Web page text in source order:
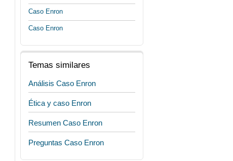
Caso Enron
Caso Enron
Temas similares
Análisis Caso Enron
Ética y caso Enron
Resumen Caso Enron
Preguntas Caso Enron